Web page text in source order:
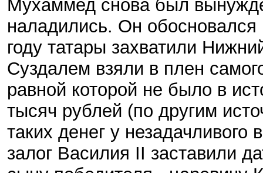
Мухаммед снова был
наладились. Он
году татары захватили
Суздалем взяли в плен
равной которой не было в
тысяч рублей (по другим
таких денег у
залог Василия II заставили